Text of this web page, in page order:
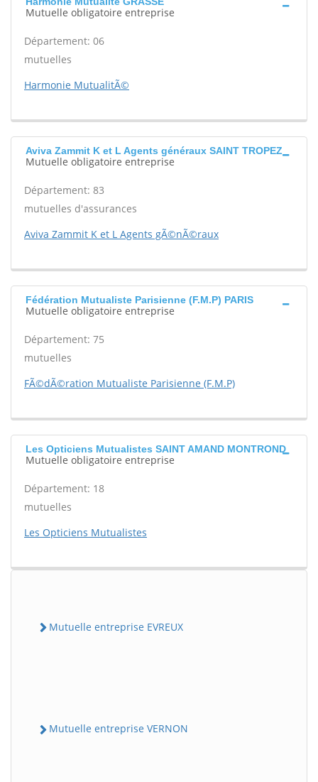
Mutuelle obligatoire entreprise
Département: 06
mutuelles
Harmonie MutualitÃ©
Aviva Zammit K et L Agents généraux SAINT TROPEZ
Mutuelle obligatoire entreprise
Département: 83
mutuelles d'assurances
Aviva Zammit K et L Agents gÃ©nÃ©raux
Fédération Mutualiste Parisienne (F.M.P) PARIS
Mutuelle obligatoire entreprise
Département: 75
mutuelles
FÃ©dÃ©ration Mutualiste Parisienne (F.M.P)
Les Opticiens Mutualistes SAINT AMAND MONTROND
Mutuelle obligatoire entreprise
Département: 18
mutuelles
Les Opticiens Mutualistes
Mutuelle entreprise EVREUX
Mutuelle entreprise VERNON